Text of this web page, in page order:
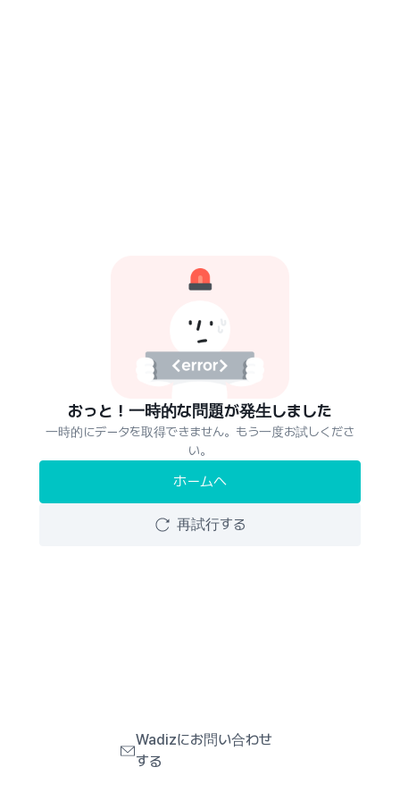
おっと！一時的な問題が発生しました
一時的にデータを取得できません。もう一度お試しくださ
い。
ホームへ
再試行する
Wadizにお問い合わせ
する